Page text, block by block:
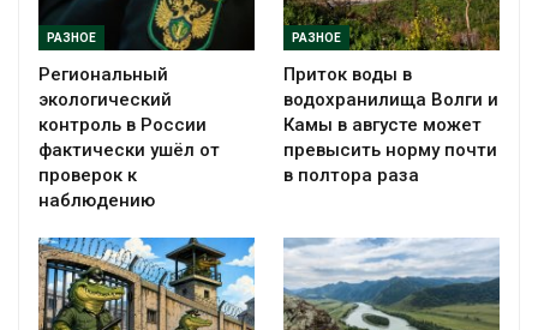
РАЗНОЕ
Региональный
экологический
контроль в России
фактически ушёл от
проверок к
наблюдению
РАЗНОЕ
Приток воды в
водохранилища Волги и
Камы в августе может
превысить норму почти
в полтора раза